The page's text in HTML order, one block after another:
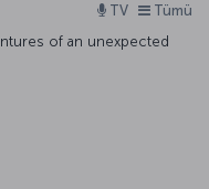
TV Tümü
of an unexpected